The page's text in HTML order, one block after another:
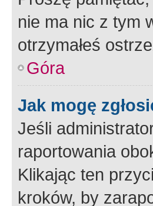
nie ma nic z tym
otrzymałeś
Góra
Jak mogę
Jeśli
raportowania
Klikając ten
kroków, by